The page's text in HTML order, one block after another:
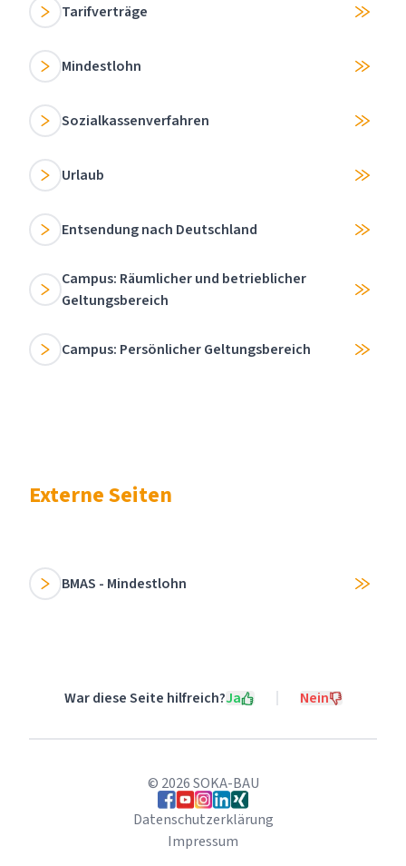
Tarifverträge
Mindestlohn
Sozialkassenverfahren
Urlaub
Entsendung nach Deutschland
Campus: Räumlicher und betrieblicher
Geltungsbereich
Campus: Persönlicher Geltungsbereich
Externe Seiten
BMAS - Mindestlohn
War diese Seite hilfreich?Ja Nein
© 2026SOKA-BAU
Folgen Sie uns auf Facebook
Folgen Sie uns auf YouTube
Folgen Sie uns auf Instagram
Folgen Sie uns auf LinkedIn
Folgen Sie uns auf Xing
Datenschutzerklärung
Impressum